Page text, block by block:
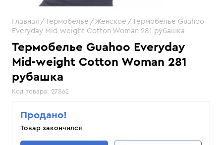
Термобелье Guahoo Everyday
Mid-weight Cotton Woman 281
рубашка
Код товара: 27862
Главная Термобелье Женское
Термобелье Guahoo
Everyday Mid-weight Cotton Woman 281 рубашка
Продано!
Товар закончился